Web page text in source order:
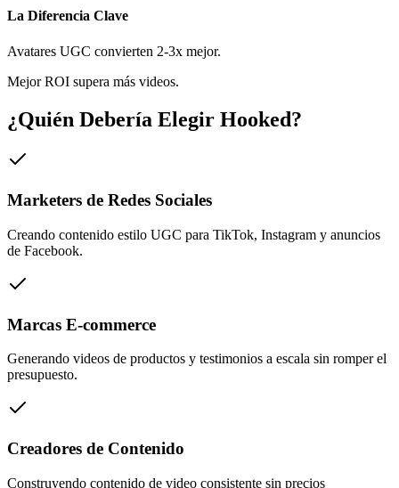
La Diferencia Clave
Avatares UGC convierten 2-3x mejor.
Mejor ROI supera más videos.
¿Quién Debería Elegir Hooked?
Marketers de Redes Sociales
Creando contenido estilo UGC para TikTok, Instagram y anuncios
de Facebook.
Marcas E-commerce
Generando videos de productos y testimonios a escala sin romper el
presupuesto.
Creadores de Contenido
Construyendo contenido de video consistente sin precios